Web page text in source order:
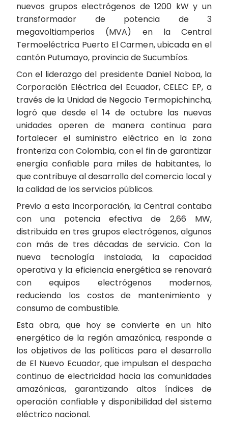
nuevos grupos electrógenos de 1200 kW y un
transformador de potencia de 3
megavoltiamperios (MVA) en la Central
Termoeléctrica Puerto El Carmen, ubicada en el
cantón Putumayo, provincia de Sucumbíos.
Con el liderazgo del presidente Daniel Noboa, la
Corporación Eléctrica del Ecuador, CELEC EP, a
través de la Unidad de Negocio Termopichincha,
logró que desde el 14 de octubre las nuevas
unidades operen de manera continua para
fortalecer el suministro eléctrico en la zona
fronteriza con Colombia, con el fin de garantizar
energía confiable para miles de habitantes, lo
que contribuye al desarrollo del comercio local y
la calidad de los servicios públicos.
Previo a esta incorporación, la Central contaba
con una potencia efectiva de 2,66 MW,
distribuida en tres grupos electrógenos, algunos
con más de tres décadas de servicio. Con la
nueva tecnología instalada, la capacidad
operativa y la eficiencia energética se renovará
con equipos electrógenos modernos,
reduciendo los costos de mantenimiento y
consumo de combustible.
Esta obra, que hoy se convierte en un hito
energético de la región amazónica, responde a
los objetivos de las políticas para el desarrollo
de El Nuevo Ecuador, que impulsan el despacho
continuo de electricidad hacia las comunidades
amazónicas, garantizando altos índices de
operación confiable y disponibilidad del sistema
eléctrico nacional.